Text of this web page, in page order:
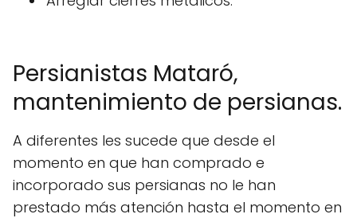
Persianistas Mataró,
mantenimiento de persianas.
A diferentes les sucede que desde el
momento en que han comprado e
incorporado sus persianas no le han
prestado más atención hasta el momento en